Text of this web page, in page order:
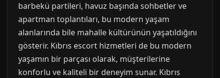
barbekü partileri, havuz başında sohbetler ve
apartman toplantıları, bu modern yaşam
alanlarında bile mahalle kültürünün yaşatıldığını
gösterir. Kıbrıs escort hizmetleri de bu modern
yaşamın bir parçası olarak, müşterilerine
konforlu ve kaliteli bir deneyim sunar. Kıbrıs